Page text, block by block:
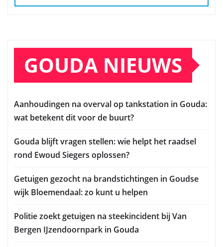
GOUDA NIEUWS
Aanhoudingen na overval op tankstation in Gouda:
wat betekent dit voor de buurt?
Gouda blijft vragen stellen: wie helpt het raadsel
rond Ewoud Siegers oplossen?
Getuigen gezocht na brandstichtingen in Goudse
wijk Bloemendaal: zo kunt u helpen
Politie zoekt getuigen na steekincident bij Van
Bergen IJzendoornpark in Gouda